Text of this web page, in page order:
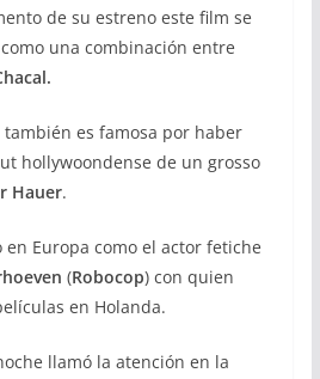
de su estreno este film se
una combinación entre
es famosa por haber
hollywoondense de un grosso
Hauer.
en Europa como el actor fetiche
(Robocop) con quien
en Holanda.
llamó la atención en la